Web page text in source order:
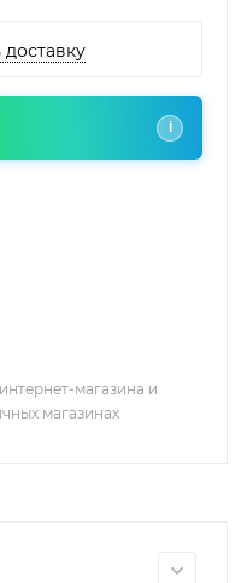
доставку
i
магазина и
магазинах